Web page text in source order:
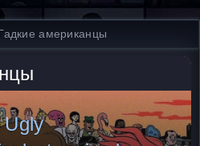
американцы
Ugly